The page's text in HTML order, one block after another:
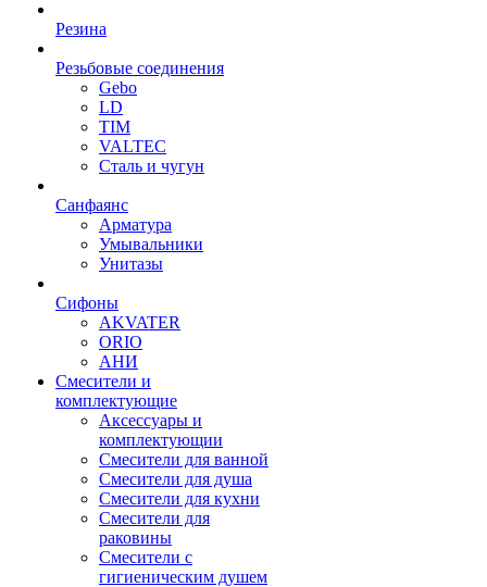
Резина
Резьбовые соединения
Gebo
LD
TIM
VALTEC
Сталь и чугун
Санфаянс
Арматура
Умывальники
Унитазы
Сифоны
AKVATER
ORIO
АНИ
Смесители и
комплектующие
Аксессуары и
комплектующии
Смесители для ванной
Смесители для душа
Смесители для кухни
Смесители для
раковины
Смесители с
гигиеническим душем